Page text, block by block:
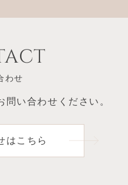
わせ
問い合わせください。
はこちら